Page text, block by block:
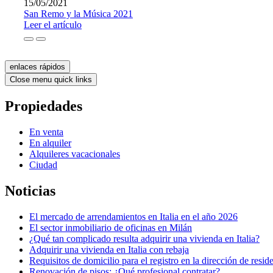
15/05/2021
San Remo y la Música 2021
Leer el artículo
enlaces rápidos
Close menu quick links
Propiedades
En venta
En alquiler
Alquileres vacacionales
Ciudad
Noticias
El mercado de arrendamientos en Italia en el año 2026
El sector inmobiliario de oficinas en Milán
¿Qué tan complicado resulta adquirir una vivienda en Italia?
Adquirir una vivienda en Italia con rebaja
Requisitos de domicilio para el registro en la dirección de